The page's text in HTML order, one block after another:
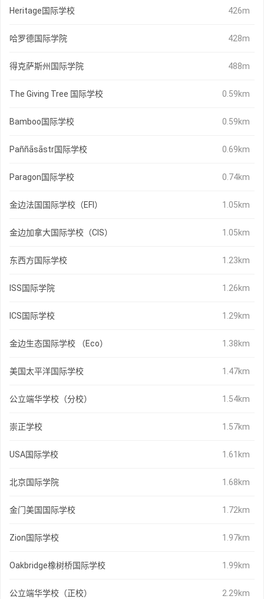
Heritage国际学校 426m
哈罗德国际学院 428m
得克萨斯州国际学院 488m
The Giving Tree 国际学校 0.59km
Bamboo国际学校 0.59km
Paññāsāstr国际学校 0.69km
Paragon国际学校 0.74km
金边法国国际学校（EFI） 1.05km
金边加拿大国际学校（CIS） 1.05km
东西方国际学校 1.23km
ISS国际学院 1.26km
ICS国际学校 1.29km
金边生态国际学校 （Eco） 1.38km
美国太平洋国际学校 1.47km
公立端华学校（分校） 1.54km
崇正学校 1.57km
USA国际学校 1.61km
北京国际学院 1.68km
金门美国国际学校 1.72km
Zion国际学校 1.97km
Oakbridge橡树桥国际学校 1.99km
公立端华学校（正校） 2.29km